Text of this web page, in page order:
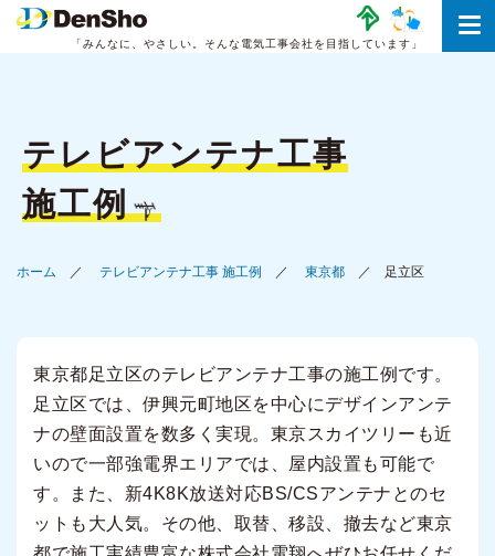
「みんなに、やさしい。 そんな電気工事会社を目指しています」
テレビアンテナ工事
施工例
ホーム テレビアンテナ工事 施工例 東京都 足立区
東京都足立区のテレビアンテナ工事の施工例です。
足立区では、伊興元町地区を中心にデザインアンテ
ナの壁面設置を数多く実現。東京スカイツリーも近
いので一部強電界エリアでは、屋内設置も可能で
す。また、新4K8K放送対応BS/CSアンテナとのセ
ットも大人気。その他、取替、移設、撤去など東京